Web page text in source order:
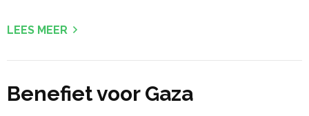
LEES MEER
Benefiet voor Gaza